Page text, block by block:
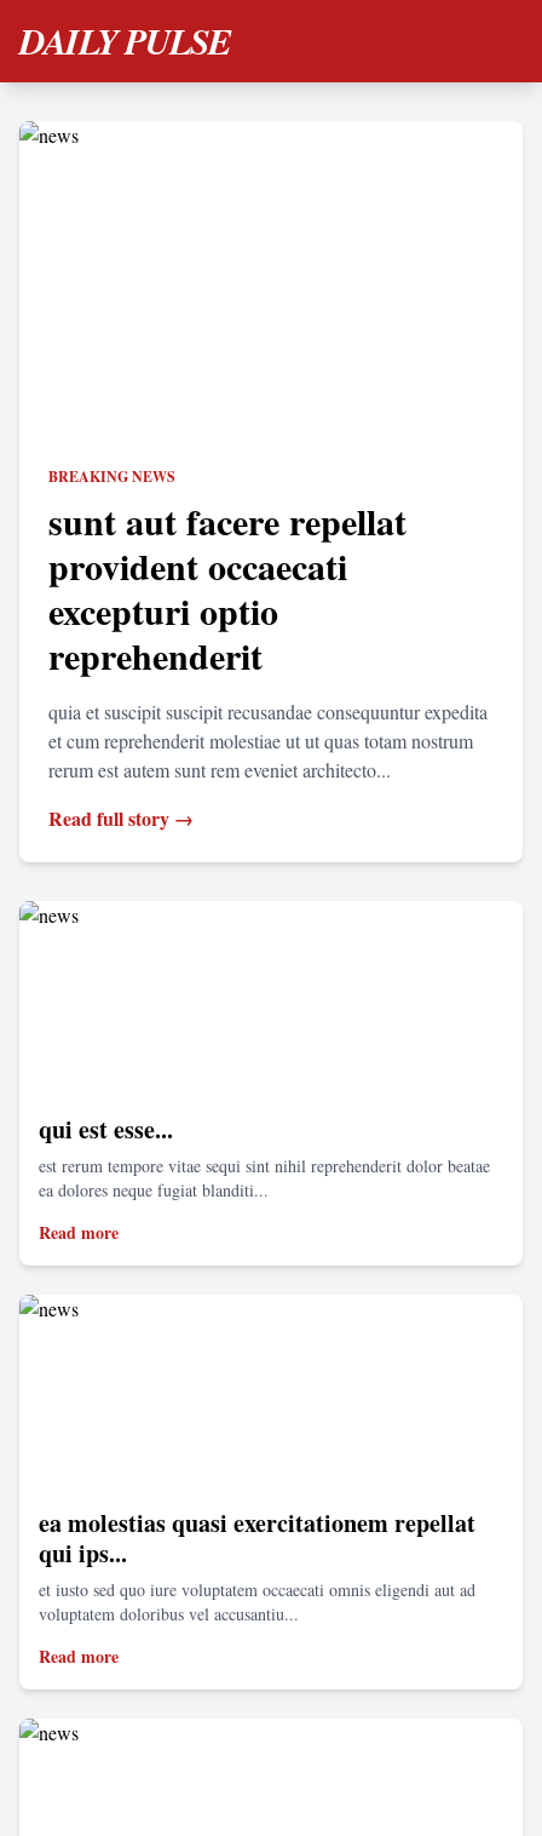
DAILY PULSE
BREAKING NEWS
sunt aut facere repellat
provident occaecati
excepturi optio
reprehenderit
quia et suscipit suscipit recusandae consequuntur expedita
et cum reprehenderit molestiae ut ut quas totam nostrum
rerum est autem sunt rem eveniet architecto...
Read full story →
qui est esse...
est rerum tempore vitae sequi sint nihil reprehenderit dolor beatae
ea dolores neque fugiat blanditi...
Read more
ea molestias quasi exercitationem repellat
qui ips...
et iusto sed quo iure voluptatem occaecati omnis eligendi aut ad
voluptatem doloribus vel accusantiu...
Read more